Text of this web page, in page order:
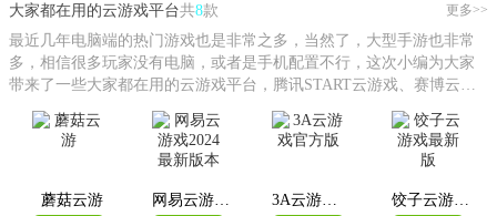
大家都在用的云游戏平台共8款 更多>>
最近几年电脑端的热门游戏也是非常之多，当然了，大型手游也非常
多，相信很多玩家没有电脑，或者是手机配置不行，这次小编为大家
带来了一些大家都在用的云游戏平台，腾讯START云游戏、赛博云电
游玩体验。
蘑菇云游